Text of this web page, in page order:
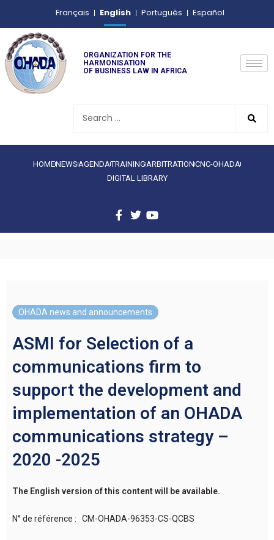
Français English Português Español
ORGANIZATION FOR THE
HARMONISATION
OF BUSINESS LAW IN AFRICA
HOMENEWS AGENDATRAINING ARBITRATIONCNC-OHADA
DIGITAL LIBRARY
OHADA news and announcements
ASMI for Selection of a
communications firm to
support the development and
implementation of an OHADA
communications strategy –
2020 -2025
The English version of this content will be available.
N° de référence : CM-OHADA-96353-CS-QCBS